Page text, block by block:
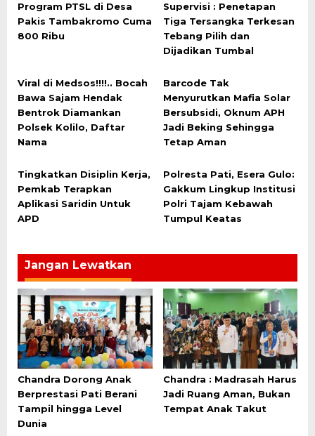
Program PTSL di Desa
Pakis Tambakromo Cuma
800 Ribu
Supervisi : Penetapan
Tiga Tersangka Terkesan
Tebang Pilih dan
Dijadikan Tumbal
Viral di Medsos!!!!.. Bocah
Bawa Sajam Hendak
Bentrok Diamankan
Polsek Kolilo, Daftar
Nama
Barcode Tak
Menyurutkan Mafia Solar
Bersubsidi, Oknum APH
Jadi Beking Sehingga
Tetap Aman
Tingkatkan Disiplin Kerja,
Pemkab Terapkan
Aplikasi Saridin Untuk
APD
Polresta Pati, Esera Gulo:
Gakkum Lingkup Institusi
Polri Tajam Kebawah
Tumpul Keatas
Jangan Lewatkan
Chandra Dorong Anak
Berprestasi Pati Berani
Tampil hingga Level
Dunia
Chandra : Madrasah Harus
Jadi Ruang Aman, Bukan
Tempat Anak Takut